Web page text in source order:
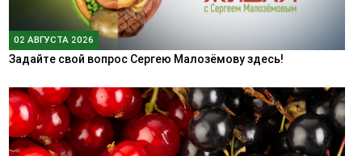
02 АВГУСТА 2026
Задайте свой вопрос Сергею Малозёмову здесь!